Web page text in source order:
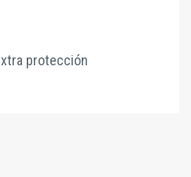
protección